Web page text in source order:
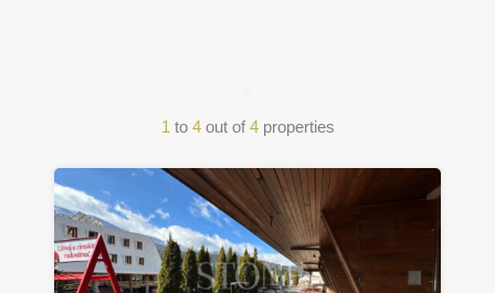
1 to 4 out of 4 properties